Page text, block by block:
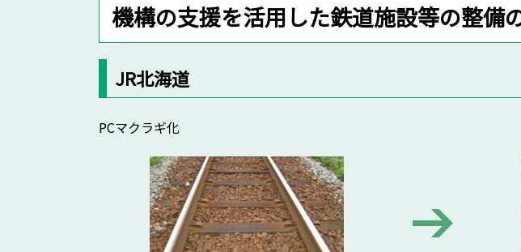
機構の支援を活用した鉄道施設等の整備
JR北海道
PCマクラギ化